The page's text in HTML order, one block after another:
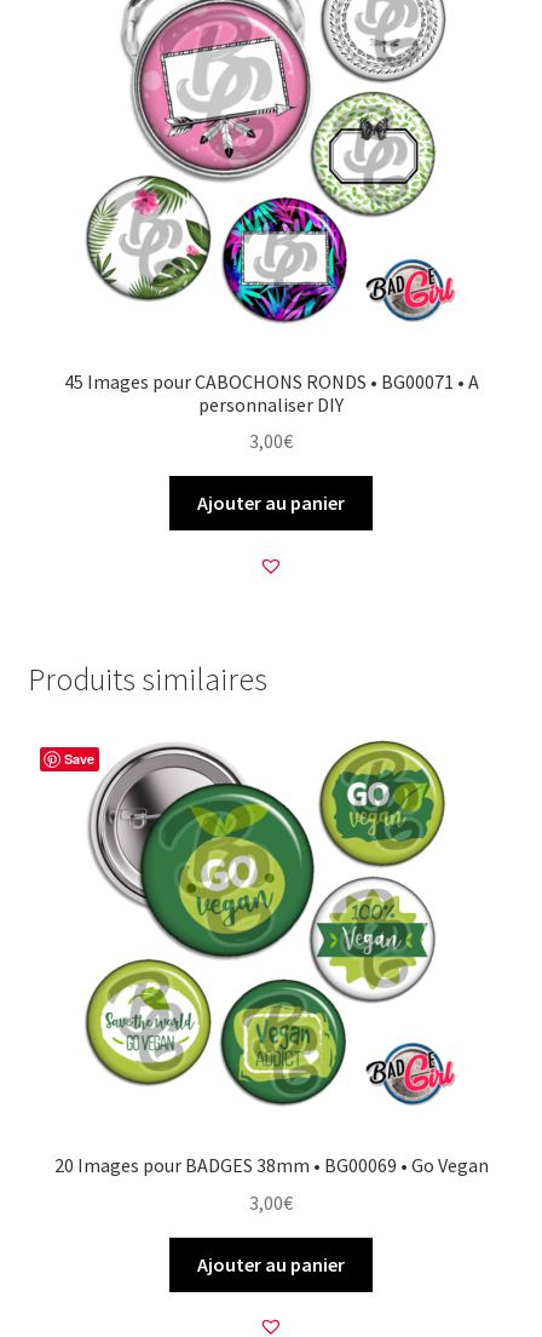
45 Images pour CABOCHONS RONDS • BG00071 • A
personnaliser DIY
3,00€
Ajouter au panier
Produits similaires
Save
20 Images pour BADGES 38mm • BG00069 • Go Vegan
3,00€
Ajouter au panier